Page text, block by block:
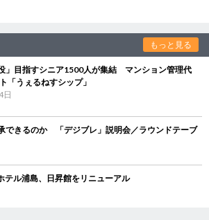
もっと見る
」目指すシニア1500人が集結 マンション管理代
「うぇるねすシップ」
日
できるのか 「デジブレ」説明会／ラウンドテーブ
ル浦島、日昇館をリニューアル